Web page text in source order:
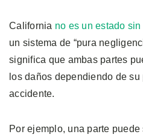
California no es un estado sin
un sistema de “pura
significa que ambas partes
los daños dependiendo de
accidente.
Por ejemplo, una parte